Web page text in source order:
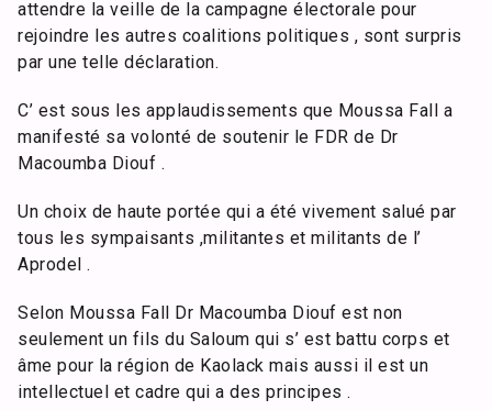
attendre la veille de la campagne électorale pour
rejoindre les autres coalitions politiques , sont surpris
par une telle déclaration.
C’ est sous les applaudissements que Moussa Fall a
manifesté sa volonté de soutenir le FDR de Dr
Macoumba Diouf .
Un choix de haute portée qui a été vivement salué par
tous les sympaisants ,militantes et militants de l’
Aprodel .
Selon Moussa Fall Dr Macoumba Diouf est non
seulement un fils du Saloum qui s’ est battu corps et
âme pour la région de Kaolack mais aussi il est un
intellectuel et cadre qui a des principes .